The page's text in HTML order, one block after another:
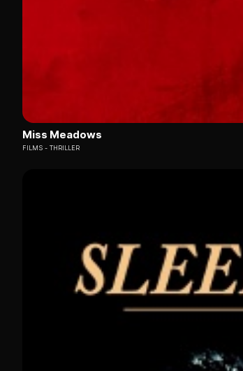
Miss Meadows
FILMS THRILLER